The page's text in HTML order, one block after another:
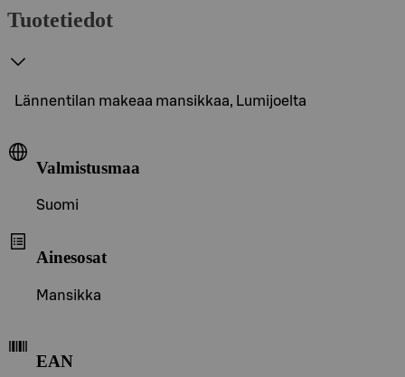
Tuotetiedot
Lännentilan makeaa mansikkaa, Lumijoelta
Valmistusmaa
Suomi
Ainesosat
Mansikka
EAN